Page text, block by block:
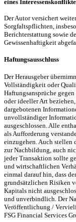
eines
Der Autor versichert
Sorgfaltspflichten,
Berichterstattung sowie
Gewissenhaftigkeit
Haftungsausschluss
Der Herausgeber
Vollständigkeit oder
Haftungsansprüche
oder ideeller Art
dargebotenen
unvollständiger
ausgeschlossen. Alle
als Aufforderung
einzugehen. Auch stellen
zur Nachbildung, auch
jeder Transaktion sollte
und wirtschaftlichen
einmal darauf hin, dass
grundsätzlichen Risiken
Kapitals nicht
und unverbindlich. Der
Veröffentlichung /
FSG Financial Services